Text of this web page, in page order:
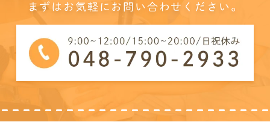
まずはお気軽にお問い合わせください。